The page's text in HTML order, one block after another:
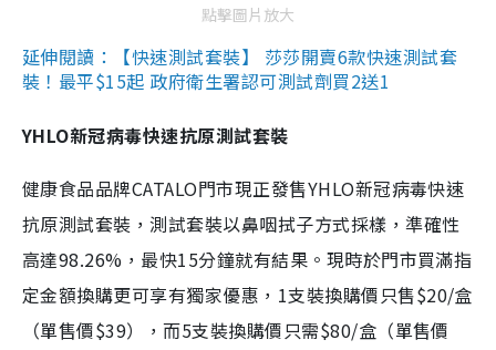
點擊圖片放大
延伸閱讀：【快速測試套裝】 莎莎開賣6款快速測試套
裝！最平$15起 政府衛生署認可測試劑買2送1
YHLO新冠病毒快速抗原測試套裝
健康食品品牌CATALO門市現正發售YHLO新冠病毒快速
抗原測試套裝，測試套裝以鼻咽拭子方式採樣，準確性
高達98.26%，最快15分鐘就有結果。現時於門市買滿指
定金額換購更可享有獨家優惠，1支裝換購價只售$20/盒
（單售價$39），而5支裝換購價只需$80/盒（單售價